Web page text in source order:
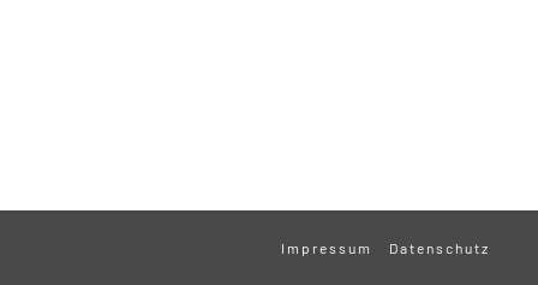
Impressum Datenschutz